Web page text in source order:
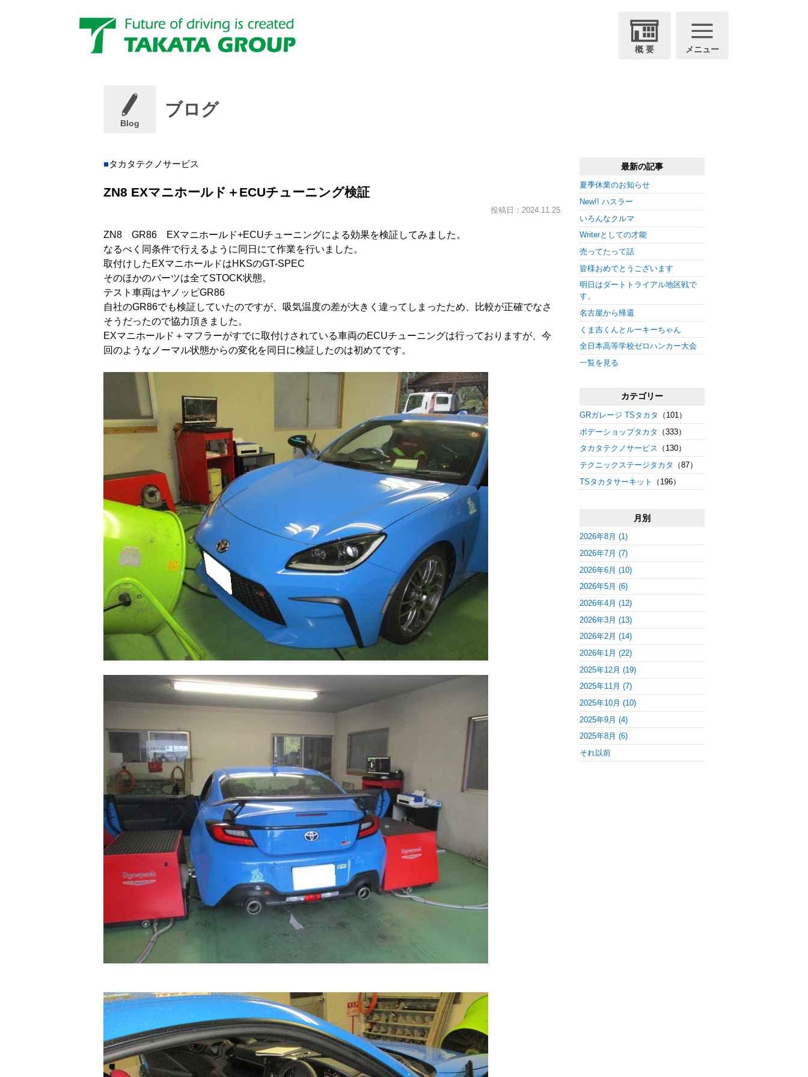
概 要 メニュー
Blog
ブログ
タカタテクノサービス
ZN8 EXマニホールド＋ECUチューニング検証
投稿日：2024.11.25
ZN8 GR86 EXマニホールド+ECUチューニングによる効果を検証してみました。
なるべく同条件で行えるように同日にて作業を行いました。
取付けしたEXマニホールドはHKSのGT-SPEC
そのほかのパーツは全てSTOCK状態。
テスト車両はヤノッピGR86
自社のGR86でも検証していたのですが、吸気温度の差が大きく違ってしまったため、比較が正確でなさ
そうだったので協力頂きました。
EXマニホールド＋マフラーがすでに取付けされている車両のECUチューニングは行っておりますが、今
回のようなノーマル状態からの変化を同日に検証したのは初めてです。
最新の記事
夏季休業のお知らせ
New!! ハスラー
いろんなクルマ
Writerとしての才能
売ってたって話
皆様おめでとうございます
明日はダートトライアル地区戦で
す。
名古屋から帰還
くま吉くんとルーキーちゃん
全日本高等学校ゼロハンカー大会
一覧を見る
カテゴリー
GRガレージ TSタカタ
（101）
ボデーショップタカタ
（333）
タカタテクノサービス （130）
テクニックステージタカタ
（87）
TSタカタサーキット
（196）
月別
2026年8月 (1)
2026年7月 (7)
2026年6月 (10)
2026年5月 (6)
2026年4月 (12)
2026年3月 (13)
2026年2月 (14)
2026年1月 (22)
2025年12月 (19)
2025年11月 (7)
2025年10月 (10)
2025年9月 (4)
2025年8月 (6)
それ以前